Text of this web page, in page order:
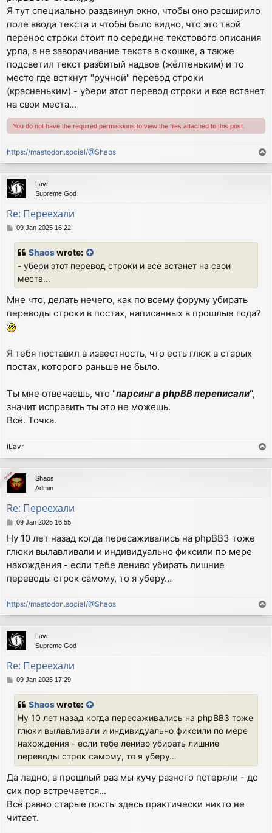
Я тут специально раздвинул окно, чтобы оно расширило
поле ввода текста и чтобы было видно, что это твой
перенос строки стоит по середине текстового описания
урла, а не заворачивание текста в окошке, а также
подсветил текст разбитый надвое (жёлтеньким) и то
место где воткнут "ручной" перевод строки
(красненьким) - убери этот перевод строки и всё встанет
на свои места...
You do not have the required permissions to view the files attached to this post.
https://mastodon.social/@Shaos
o
p
Lavr
Supreme God
Re: Переехали
P09 Jan 2025 16:22
Shaoswrote:
- убери этот перевод строки и всё встанет на свои
места...
Мне что, делать нечего, как по всему форуму убирать
переводы строки в постах, написанных в прошлые года?
Я тебя поставил в известность, что есть глюк в старых
постах, которого раньше не было.
Ты мне отвечаешь, что "парсинг в phpBB переписали",
значит исправить ты это не можешь.
Всё. Точка.
iLavr
o
p
Shaos
Admin
Re: Переехали
P
s
t
09 Jan 2025 16:55
Ну 10 лет назад когда пересаживались на phpBB3 тоже
глюки вылавливали и индивидуально фиксили по мере
нахождения - если тебе лениво убирать лишние
переводы строк самому, то я уберу…
https://mastodon.social/@Shaos
o
p
Online
Online
Lavr
Supreme God
Re: Переехали
P09 Jan 2025 17:29
Shaoswrote:
Ну 10 лет назад когда пересаживались на phpBB3 тоже
глюки вылавливали и индивидуально фиксили по мере
нахождения - если тебе лениво убирать лишние
переводы строк самому, то я уберу…
Да ладно, в прошлый раз мы кучу разного потеряли - до
сих пор встречается...
Всё равно старые посты здесь практически никто не
читает.